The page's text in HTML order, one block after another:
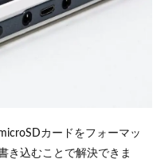
カードをフォーマッ
き込むことで解決できま